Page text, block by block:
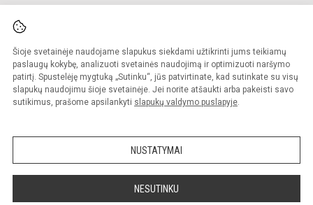
Šioje svetainėje naudojame slapukus siekdami užtikrinti jums teikiamų
paslaugų kokybę, analizuoti svetainės naudojimą ir optimizuoti naršymo
patirtį. Spustelėję mygtuką „Sutinku“, jūs patvirtinate, kad sutinkate su visų
slapukų naudojimu šioje svetainėje. Jei norite atšaukti arba pakeisti savo
sutikimus, prašome apsilankyti slapukų valdymo puslapyje.
NUSTATYMAI
NESUTINKU
© 2020. Alytaus r. meno ir sporto mokykla. Visos teisės saugomos.
Kopijuoti turinį be raštiško mokyklos sutikimo griežtai draudžiama.
Prieinamumo paraiška Slapukų valdymas
Sumanus būdas atnaujinti